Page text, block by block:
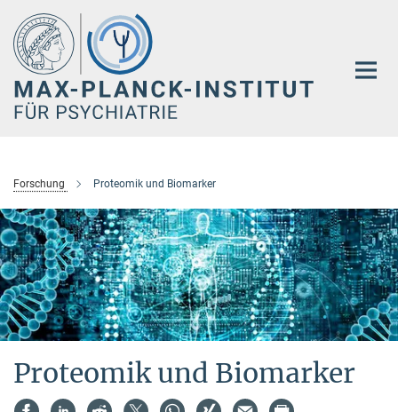
Hauptinhalt
Forschung Proteomik und Biomarker
Proteomik und Biomarker